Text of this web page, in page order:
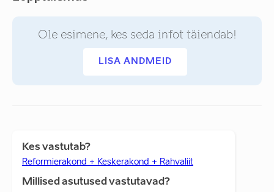
Ole esimene, kes seda infot täiendab!
LISA ANDMEID
Kes vastutab?
Reformierakond + Keskerakond + Rahvaliit
Millised asutused vastutavad?